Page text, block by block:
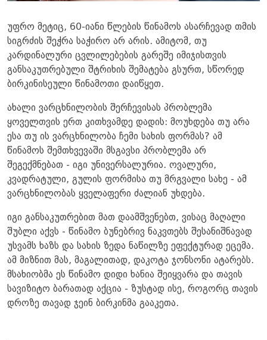
უფრო მეტიც, 60-იანი წლების წინამოს ასარჩევად თმის
სიგრძის შეჭრა საჭირო არ არის. ამიტომ, თუ
კარდინალური ცვლილებების გარეშე იმიჯისთვის
განსაკუთრებული შტრიხის შემატება გსურთ, სწორედ
ბირკინისეული წინამოთი დაიწყეთ.
ახალი ვარცხნილობის შერჩევისას პრობლემა
ყოველთვის ერთ კითხვამდე დადის: მოუხდება თუ არა
ესა თუ ის ვარცხნილობა ჩემი სახის ფორმას? ამ
წინამოს შემთხვევაში მსგავსი პრობლემა არ
შეგექმნებათ - იგი უნივერსალურია. ოვალური,
კვადრატული, გულის ფორმისა თუ მრგვალი სახე - ამ
ვარცხნილობას ყველაფერი ძალიან უხდება.
იგი განსაკუთრებით მათ დაამშვენებთ, ვისაც მაღალი
შუბლი აქვს - წინამო ბუნებრივ ნაკვთებს შესანიშნავად
უსვამს ხაზს და სახის ზედა ნაწილზე ეფექტურად ეცემა.
ამ მიზნით მას, მაგალითად, დაკოტა ჯონსონი ატარებს.
მსახიობმა ეს წინამო დიდი ხანია შეიყვარა და თავის
სავიზიტო ბარათად აქცია - ზუსტად ისე, როგორც თავის
დროზე თავად ჯეინ ბირკინმა გააკეთა.